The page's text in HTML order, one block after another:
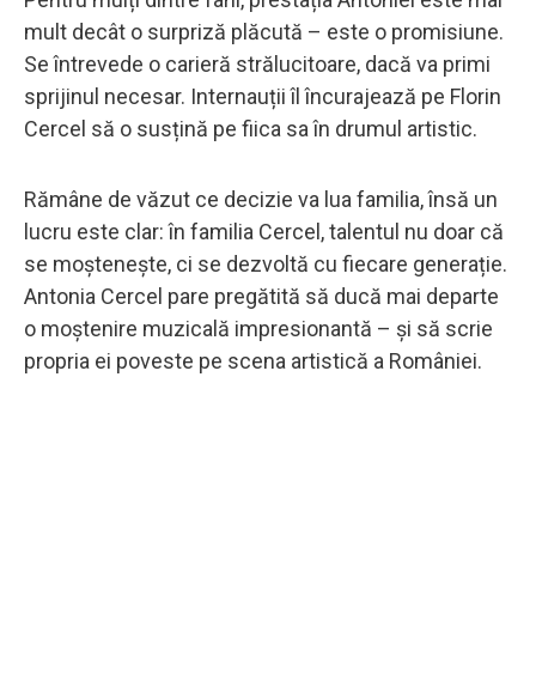
mult decât o surpriză plăcută – este o promisiune.
Se întrevede o carieră strălucitoare, dacă va primi
sprijinul necesar. Internauții îl încurajează pe Florin
Cercel să o susțină pe fiica sa în drumul artistic.
Rămâne de văzut ce decizie va lua familia, însă un
lucru este clar: în familia Cercel, talentul nu doar că
se moștenește, ci se dezvoltă cu fiecare generație.
Antonia Cercel pare pregătită să ducă mai departe
o moștenire muzicală impresionantă – și să scrie
propria ei poveste pe scena artistică a României.